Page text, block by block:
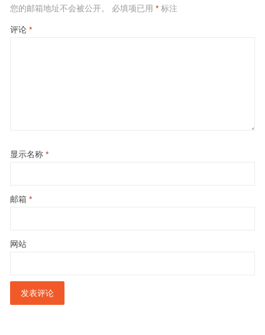
您的邮箱地址不会被公开。 必填项已用 *标注
评论 *
显示名称 *
邮箱 *
网站